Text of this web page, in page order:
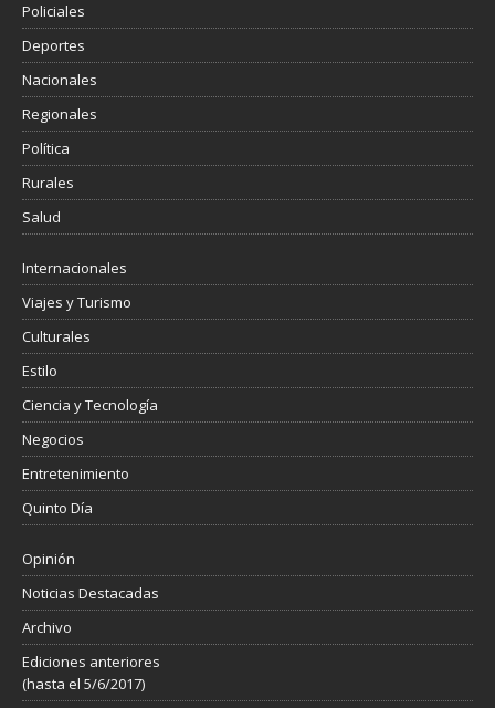
Policiales
Deportes
Nacionales
Regionales
Política
Rurales
Salud
Internacionales
Viajes y Turismo
Culturales
Estilo
Ciencia y Tecnología
Negocios
Entretenimiento
Quinto Día
Opinión
Noticias Destacadas
Archivo
Ediciones anteriores
(hasta el 5/6/2017)